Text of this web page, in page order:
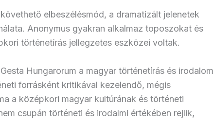
elbeszélésmód, a dramatizált jelenetek
Anonymus gyakran alkalmaz toposzokat és
történetírás jellegzetes eszközei voltak.
Hungarorum a magyar történetírás és irodalom
forrásként kritikával kezelendő, mégis
a középkori magyar kultúrának és történeti
csupán történeti és irodalmi értékében rejlik,